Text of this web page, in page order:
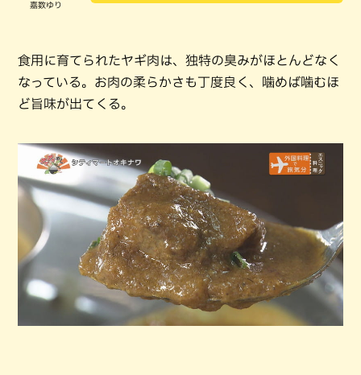
嘉数ゆり
食用に育てられたヤギ肉は、独特の臭みがほとんどなく
なっている。お肉の柔らかさも丁度良く、噛めば噛むほ
ど旨味が出てくる。